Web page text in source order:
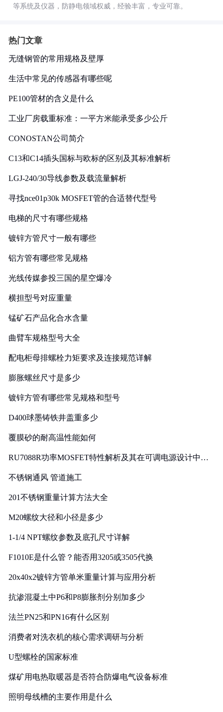
等系统及仪器，防静电领域权威，经验丰富，专业可靠。
热门文章
无缝钢管的常用规格及壁厚
生活中常见的传感器有哪些呢
PE100管材的含义是什么
工业厂房载重标准：一平方米能承受多少公斤
CONOSTAN公司简介
C13和C14插头国标与欧标的区别及其标准解析
LGJ-240/30导线参数及载流量解析
寻找nce01p30k MOSFET管的合适替代型号
电梯的尺寸有哪些规格
镀锌方管尺寸一般有哪些
铝方管有哪些常见规格
光线传媒参投三国的星空爆冷
横担型号对应重量
锰矿石产品化合水含量
曲臂车规格型号大全
配电柜母排螺栓力矩要求及连接规范详解
膨胀螺丝尺寸是多少
镀锌方管有哪些常见规格和型号
D400球墨铸铁井盖重多少
覆膜砂的耐高温性能如何
RU7088R功率MOSFET特性解析及其在可调电源设计中的
不锈钢通风 管道施工
201不锈钢重量计算方法大全
M20螺纹大径和小径是多少
1-1/4 NPT螺纹参数及底孔尺寸详解
F1010E是什么管？能否用3205或3505代换
20x40x2镀锌方管单米重量计算与应用分析
抗渗混凝土中P6和P8膨胀剂分别加多少
法兰PN25和PN16有什么区别
消费者对洗衣机的核心需求调研与分析
U型螺栓的国家标准
煤矿用电热取暖器是否符合防爆电气设备标准
照明母线槽的主要作用是什么